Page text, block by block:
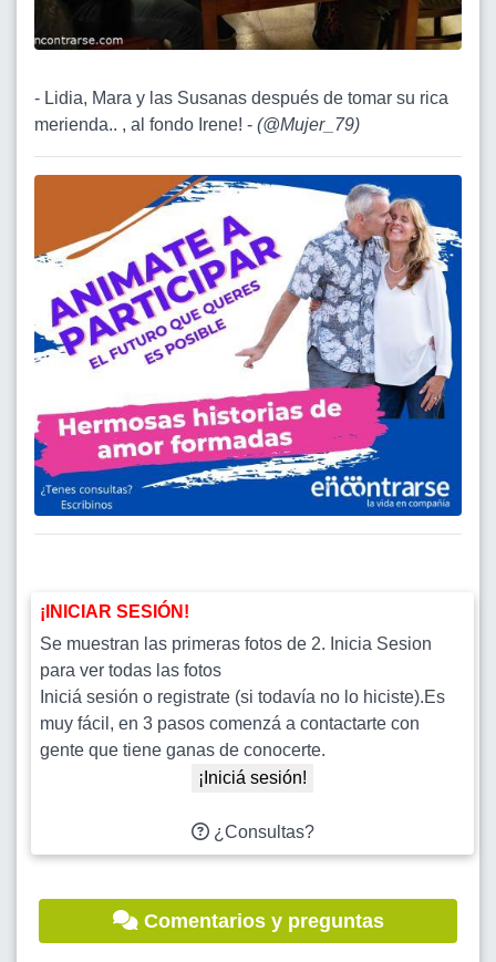
- Lidia, Mara y las Susanas después de tomar su rica
merienda.. , al fondo Irene! - (@Mujer_79)
¡INICIAR SESIÓN!
Se muestran las primeras fotos de 2. Inicia Sesion
para ver todas las fotos
Iniciá sesión o registrate (si todavía no lo hiciste).Es
muy fácil, en 3 pasos comenzá a contactarte con
gente que tiene ganas de conocerte.
¡Iniciá sesión!
¿Consultas?
Comentarios y preguntas